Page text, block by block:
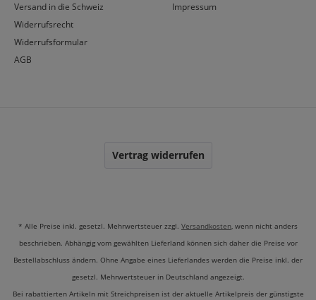
Versand in die Schweiz
Widerrufsrecht
Widerrufsformular
AGB
Impressum
Vertrag widerrufen
* Alle Preise inkl. gesetzl. Mehrwertsteuer zzgl. Versandkosten, wenn nicht anders
beschrieben. Abhängig vom gewählten Lieferland können sich daher die Preise vor
Bestellabschluss ändern. Ohne Angabe eines Lieferlandes werden die Preise inkl. der
gesetzl. Mehrwertsteuer in Deutschland angezeigt.
Bei rabattierten Artikeln mit Streichpreisen ist der aktuelle Artikelpreis der günstigste